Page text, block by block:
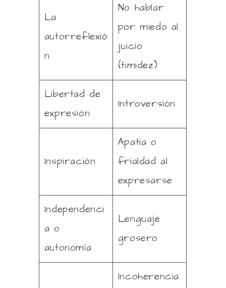
La
autorreflexió
n
No hablar
por miedo al
juicio
(timidez)
Libertad de
expresión
Introversión
Inspiración
Apatía o
frialdad al
expresarse
Independenci
a o
autonomía
Lenguaje
grosero
Incoherencia